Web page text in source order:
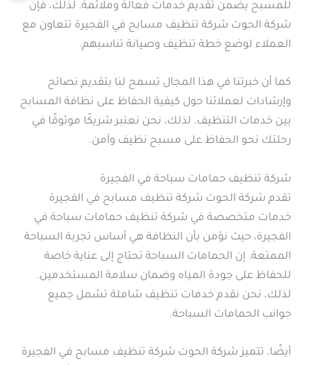
للمسبح يضمن تقديم خدمات فعالة وملائمة. لذلك، فإن
شركة الحوت شركة تنظيف مسابح في الفجيرة تتعاون مع
العملاء لوضع خطة تنظيف وصيانة تناسبهم.
كما أن خبرتنا في هذا المجال تسمح لنا بتقديم نصائح
وإرشادات لعملائنا حول كيفية الحفاظ على نظافة المسابح
بين خدمات التنظيف. لذلك، نحن نعتبر شريكًا موثوقًا في
رحلتك نحو الحفاظ على مسبح نظيف وآمن.
شركة تنظيف حمامات سباحة في الفجيرة
تقدم شركة الحوت شركة تنظيف مسابح في الفجيرة
خدمات متخصصة في شركة تنظيف حمامات سباحة في
الفجيرة، حيث نؤمن بأن النظافة هي أساس تجربة السباحة
الممتعة. إن الحمامات السباحة تحتاج إلى عناية خاصة
للحفاظ على جودة المياه وضمان سلامة المستخدمين.
لذلك، نحن نقدم خدمات تنظيف شاملة تشمل جميع
جوانب الحمامات السباحة.
أيضًا، تتميز شركة الحوت شركة تنظيف مسابح في الفجيرة